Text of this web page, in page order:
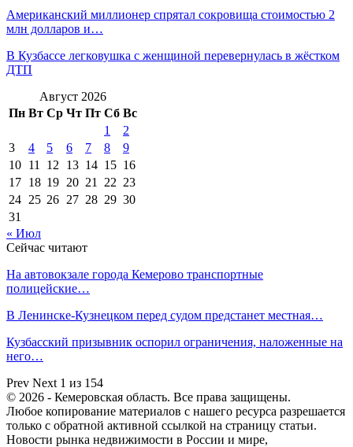
Американский миллионер спрятал сокровища стоимостью 2
млн долларов и…
В Кузбассе легковушка с женщиной перевернулась в жёстком
ДТП
Август 2026
Пн Вт Ср Чт Пт Сб Вс
1
2
3
4 5 6 7 8
9
10 11 12 13 14 15 16
17 18 19 20 21 22 23
24 25 26 27 28 29 30
31
« Июл
Сейчас читают
На автовокзале города Кемерово транспортные
полицейские…
В Ленинске-Кузнецком перед судом предстанет местная…
Кузбасский призывник оспорил ограничения, наложенные на
него…
Prev Next 1 из 154
© 2026 - Кемеровская область. Все права защищены.
Любое копирование материалов с нашего ресурса разрешается
только с обратной активной ссылкой на страницу статьи.
Новости рынка недвижимости в России и мире,